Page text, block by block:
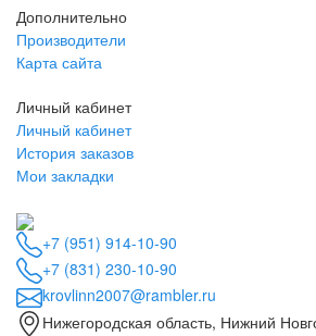
Дополнительно
Производители
Карта сайта
Личный кабинет
Личный кабинет
История заказов
Мои закладки
+7 (951) 914-10-90
+7 (831) 230-10-90
krovlinn2007@rambler.ru
Нижегородская область, Нижний